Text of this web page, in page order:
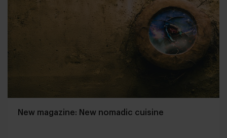
New magazine: New nomadic cuisine